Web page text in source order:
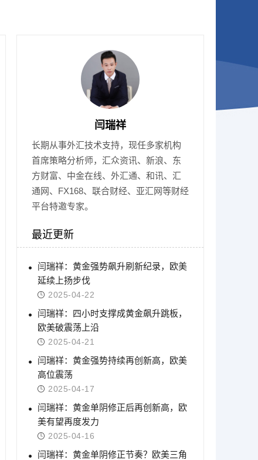
闫瑞祥
长期从事外汇技术支持，现任多家机构
首席策略分析师，汇众资讯、新浪、东
方财富、中金在线、外汇通、和讯、汇
通网、FX168、联合财经、亚汇网等财经
平台特邀专家。
最近更新
闫瑞祥：黄金强势飙升刷新纪录，欧美
延续上扬步伐
2025-04-22
闫瑞祥：四小时支撑成黄金飙升跳板，
欧美破震荡上沿
2025-04-21
闫瑞祥：黄金强势持续再创新高，欧美
高位震荡
2025-04-17
闫瑞祥：黄金单阴修正后再创新高，欧
美有望再度发力
2025-04-16
闫瑞祥：黄金单阴修正节奏？欧美三角